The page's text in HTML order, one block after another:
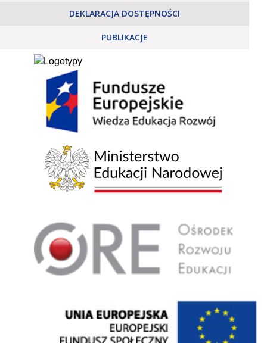
DEKLARACJA DOSTĘPNOŚCI
PUBLIKACJE